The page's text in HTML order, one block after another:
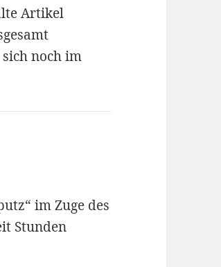
Artikel
noch im
im Zuge des
Stunden